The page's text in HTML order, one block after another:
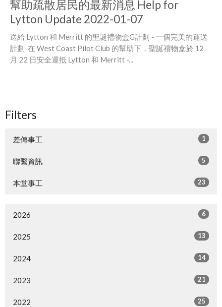
幫助疏散居民的最新消息 Help for
Lytton Update 2022-01-07
送給 Lytton 和 Merritt 的聖誕禮物盒G計劃 - 一個完美的運送
計劃 在 West Coast Pilot Club 的幫助下，聖誕禮物盒於 12
月 22 日安全運抵 Lytton 和 Merritt -...
Filters
差傳事工 1
聯繫資訊 5
本堂事工 23
2026 6
2025 13
2024 14
2023 21
2022 25